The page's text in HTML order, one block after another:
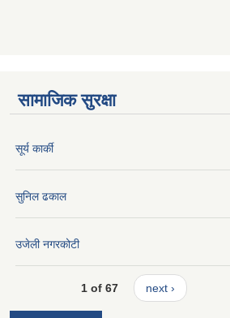
सामाजिक सुरक्षा
सूर्य कार्की
सुनिल ढकाल
उजेली नगरकोटी
1 of 67 next ›